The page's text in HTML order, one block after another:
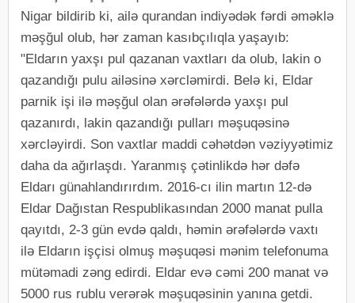
Nigar bildirib ki, ailə qurandan indiyədək fərdi əməklə
məşğul olub, hər zaman kasıbçılıqla yaşayıb:
"Eldarın yaxşı pul qazanan vaxtları da olub, lakin o
qazandığı pulu ailəsinə xərcləmirdi. Belə ki, Eldar
parnik işi ilə məşğul olan ərəfələrdə yaxşı pul
qazanırdı, lakin qazandığı pulları məşuqəsinə
xərcləyirdi. Son vaxtlar maddi cəhətdən vəziyyətimiz
daha da ağırlaşdı. Yaranmış çətinlikdə hər dəfə
Eldarı günahlandırırdım. 2016-cı ilin martın 12-də
Eldar Dağıstan Respublikasından 2000 manat pulla
qayıtdı, 2-3 gün evdə qaldı, həmin ərəfələrdə vaxtı
ilə Eldarın işçisi olmuş məşuqəsi mənim telefonuma
mütəmadi zəng edirdi. Eldar evə cəmi 200 manat və
5000 rus rublu verərək məşuqəsinin yanına getdi.